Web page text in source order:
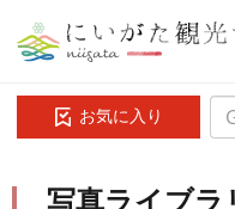
お気に入り
写真ライブラ